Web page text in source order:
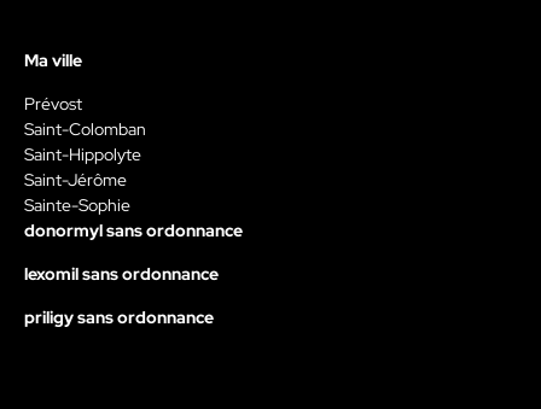
Ma ville
Prévost
Saint-Colomban
Saint-Hippolyte
Saint-Jérôme
Sainte-Sophie
donormyl sans ordonnance
lexomil sans ordonnance
priligy sans ordonnance